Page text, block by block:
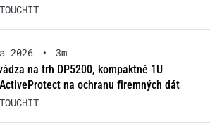
2026 •
3m
na trh DP5200, kompaktné 1U
na ochranu firemných dát